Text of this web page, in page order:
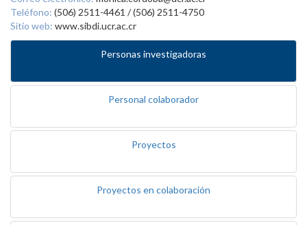
Teléfono: (506) 2511-4461 / (506) 2511-4750
Sitio web: www.sibdi.ucr.ac.cr
Personas investigadoras
Personal colaborador
Proyectos
Proyectos en colaboración